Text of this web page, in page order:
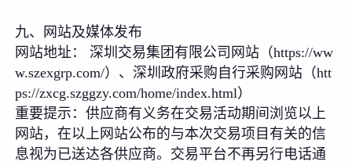
九、网站及媒体发布
网站地址： 深圳交易集团有限公司网站（https://ww
w.szexgrp.com/）、深圳政府采购自行采购网站（htt
ps://zxcg.szggzy.com/home/index.html）
重要提示：供应商有义务在交易活动期间浏览以上
网站，在以上网站公布的与本次交易项目有关的信
息视为已送达各供应商。交易平台不再另行电话通